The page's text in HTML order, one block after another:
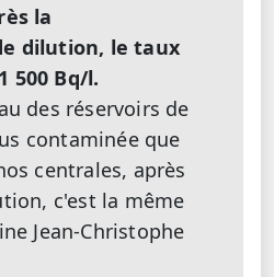
la
dilution, le taux
500 Bq/l.
des réservoirs de
contaminée que
centrales, après
c'est la même
Jean-Christophe